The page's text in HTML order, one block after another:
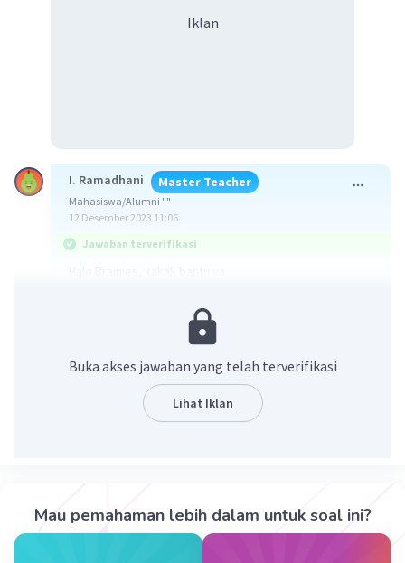
Iklan
I. Ramadhani Master Teacher
Mahasiswa/Alumni ""
12 Desember 2023 11:06
Jawaban terverifikasi
Muhammad Level 36
18 Desember 2023 06:45
Buka akses jawaban yang telah terverifikasi
Lihat Iklan
Mau pemahaman lebih dalam untuk soal ini?